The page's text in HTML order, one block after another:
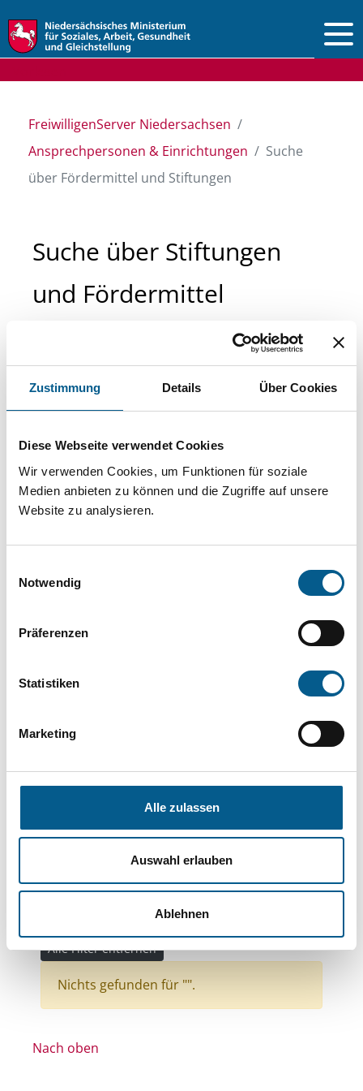
Zustimmung Details Über Cookies
Diese Webseite verwendet Cookies
Wir verwenden Cookies, um Funktionen für soziale
Medien anbieten zu können und die Zugriffe auf unsere
Website zu analysieren.
Notwendig
Präferenzen
Statistiken
Marketing
Alle zulassen
Auswahl erlauben
Ablehnen
FreiwilligenServer Niedersachsen
Ansprechpersonen & Einrichtungen
Suche
über Fördermittel und Stiftungen
Suche über Stiftungen
und Fördermittel
Sie suchen finanzielle Unterstützung für ein
Projekt oder ein Vorhaben? Hier können Sie
direkt über unsere Fördermitteldatenbank und
Suche bitte die Groß- und Kleinschreibung
beachten.
Kategorien verfeinert werden.
Suchen
Aktive Filter:
Themen: Bürgerschaftliches Engagement
Themen: Kirchliche Zwecke
Themen: Bildung und Erziehung
Themen: Kunst & Kultur
Themen: Kinder, Jugendliche & Familie
Themen: Gesundheitswesen
Themen: Sport
Stiftungstyp: Lokal tätige Stiftung
Alle Filter entfernen
Nichts gefunden für "".
Nach oben